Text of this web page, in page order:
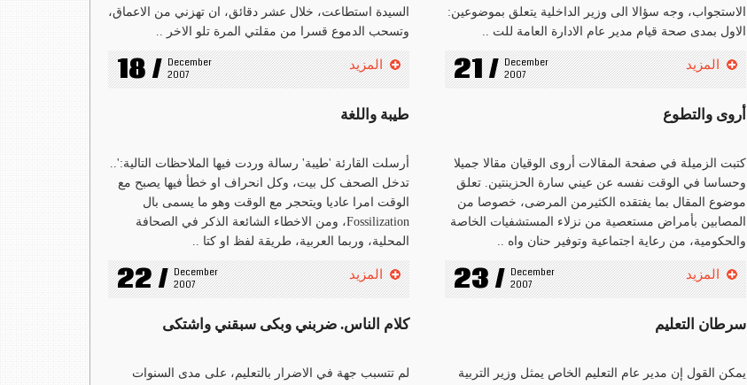
السيدة استطاعت، خلال عشر دقائق، ان تهزني من الاعماق،
وتسحب الدموع قسرا من مقلتي المرة تلو الاخر ..
18 / December
2007
المزيد
الاستجواب، وجه سؤالا الى وزير الداخلية يتعلق بموضوعين:
الاول بمدى صحة قيام مدير عام الادارة العامة للت ..
21 / December
2007
المزيد
طيبة واللغة
أرسلت القارئة 'طيبة' رسالة وردت فيها الملاحظات التالية:'..
تدخل الصحف كل بيت، وكل انحراف او خطأ فيها يصبح مع
الوقت امرا عاديا ويتحجر مع الوقت وهو ما يسمى بال
Fossilization، ومن الاخطاء الشائعة الذكر في الصحافة
المحلية، وربما العربية، طريقة لفظ او كتا ..
22 / December
2007
المزيد
أروى والتطوع
كتبت الزميلة في صفحة المقالات أروى الوقيان مقالا جميلا
وحساسا في الوقت نفسه عن عيني سارة الحزينتين. تعلق
موضوع المقال بما يفتقده الكثيرمن المرضى، خصوصا من
المصابين بأمراض مستعصية من نزلاء المستشفيات الخاصة
والحكومية، من رعاية اجتماعية وتوفير حنان واه ..
23 / December
2007
المزيد
كلام الناس. ضربني وبكى سبقني واشتكى
لم تتسبب جهة في الاضرار بالتعليم، على مدى السنوات
سرطان التعليم
يمكن القول إن مدير عام التعليم الخاص يمثل وزير التربية